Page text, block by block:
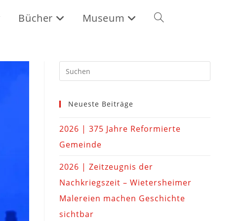
Bücher Museum
Neueste Beiträge
2026 | 375 Jahre Reformierte
Gemeinde
2026 | Zeitzeugnis der
Nachkriegszeit – Wietersheimer
Malereien machen Geschichte
sichtbar